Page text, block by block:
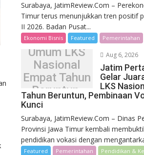
Surabaya, JatimReview.Com –
Timur terus menunjukkan tren positif
II 2026. Badan Pusat...
Ekonomi Bisnis Featured Pemerintahan
Jatim
Pertahankan
Gelar Juara
Umum LKS
Nasional
Empat Tahun
Beruntun,
Pembinaan
Vokasi Jadi
Kunci
Aug 6, 2026
Jatim
Gelar
LKS
Tahun Beruntun, Pembinaan
Kunci
Surabaya, JatimReview.Com – Dinas
Provinsi Jawa Timur kembali
pendidikan vokasi dengan
Featured Pemerintahan Pendidikan &